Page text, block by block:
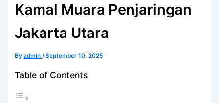
Kamal Muara Penjaringan
Jakarta Utara
Byadmin/September 10, 2025
Table of Contents